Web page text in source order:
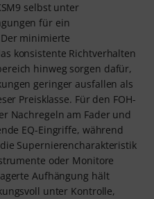
selbst unter
für ein
minimierte
konsistente Richtverhalten
hinweg sorgen dafür,
geringer ausfallen als
Preisklasse. Für den FOH-
Nachregeln am Fader und
EQ-Eingriffe, während
Supernierencharakteristik
oder Monitore
Aufhängung hält
unter Kontrolle,